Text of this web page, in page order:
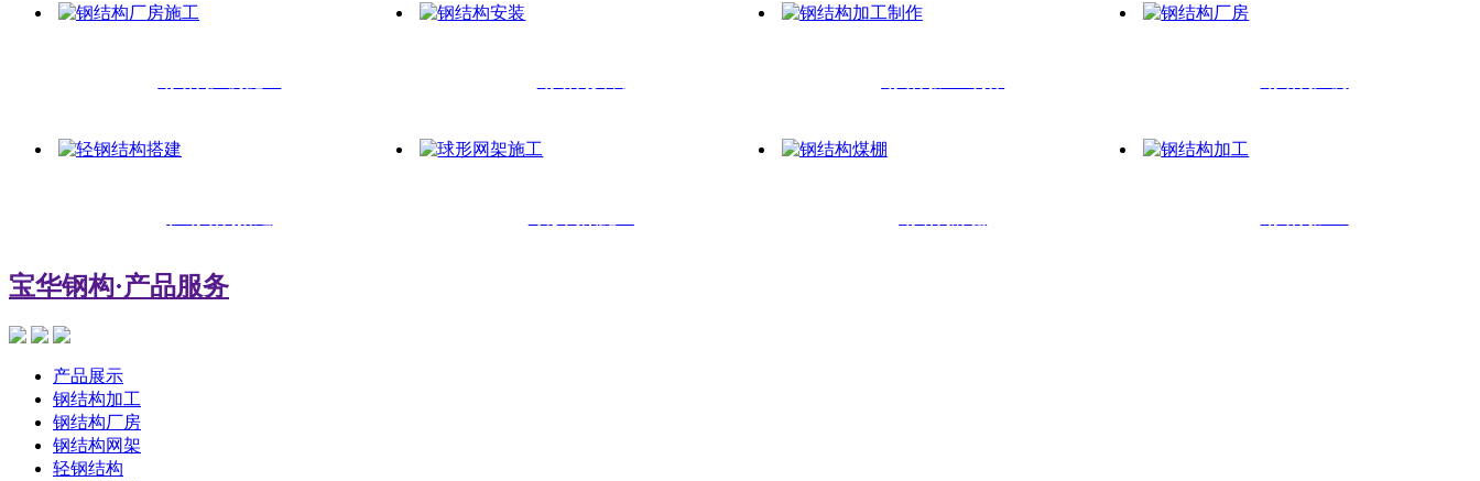
宝华钢构·产品服务
产品展示
钢结构加工
钢结构厂房
钢结构网架
轻钢结构